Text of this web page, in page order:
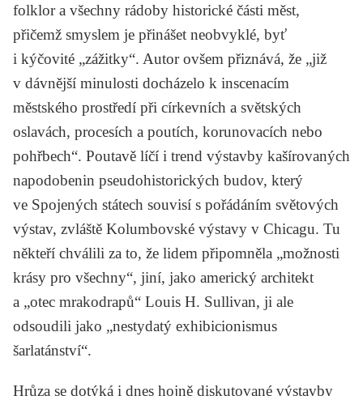
folklor a všechny rádoby historické části měst,
přičemž smyslem je přinášet neobvyklé, byť
i kýčovité „zážitky“. Autor ovšem přiznává, že „již
v dávnější minulosti docházelo k inscenacím
městského prostředí při církevních a světských
oslavách, procesích a poutích, korunovacích nebo
pohřbech“. Poutavě líčí i trend výstavby kašírovaných
napodobenin pseudohistorických budov, který
ve Spojených státech souvisí s pořádáním světových
výstav, zvláště Kolumbovské výstavy v Chicagu. Tu
někteří chválili za to, že lidem připomněla „možnosti
krásy pro všechny“, jiní, jako americký architekt
a „otec mrakodrapů“ Louis H. Sullivan, ji ale
odsoudili jako „nestydatý exhibicionismus
šarlatánství“.
Hrůza se dotýká i dnes hojně diskutované výstavby